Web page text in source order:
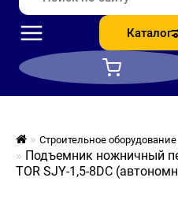
Каталог
Строительное оборудование
Подъемник ножничный
TOR SJY-1,5-8DC